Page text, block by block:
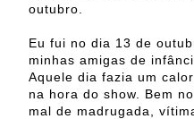
outubro.
Eu fui no dia 13 de
minhas amigas de
Aquele dia fazia um
na hora do show. Bem
mal de madrugada,